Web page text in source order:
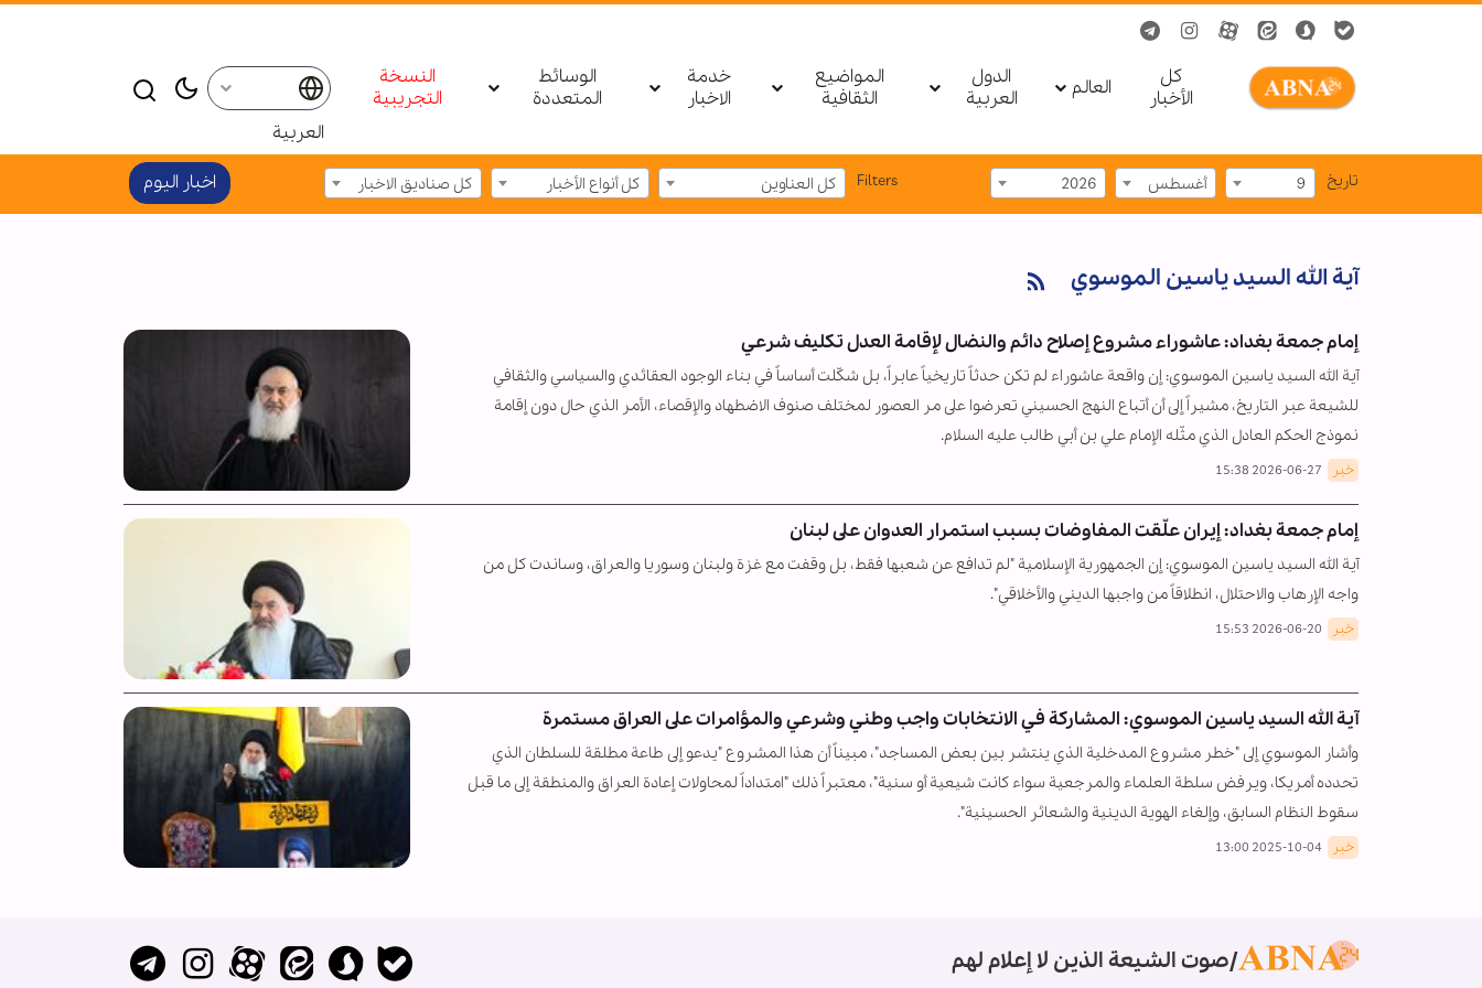
کل
الأخبار
العالم
الدول
العربیة
المواضيع
الثقافية
خدمة
الاخبار
الوسائط
المتعددة
النسخة
التجريبية
العربية
تاریخ 9 أغسطس 2026
Filters كل العناوين كل أنواع الأخبار كل صناديق الاخبار اخبار الیوم
آية الله السيد ياسين الموسوي
إمام جمعة بغداد: عاشوراء مشروع إصلاح دائم والنضال لإقامة العدل تكليف شرعي
آية الله السيد ياسين الموسوي: إن واقعة عاشوراء لم تكن حدثاً تاريخياً عابراً، بل شكّلت أساساً في بناء الوجود العقائدي والسياسي والثقافي
للشيعة عبر التاريخ، مشيراً إلى أن أتباع النهج الحسيني تعرضوا على مر العصور لمختلف صنوف الاضطهاد والإقصاء، الأمر الذي حال دون إقامة
نموذج الحكم العادل الذي مثّله الإمام علي بن أبي طالب عليه السلام.
خبر 2026-06-27 15:38
إمام جمعة بغداد: إيران علّقت المفاوضات بسبب استمرار العدوان على لبنان
آية الله السيد ياسين الموسوي: إن الجمهورية الإسلامية "لم تدافع عن شعبها فقط، بل وقفت مع غزة ولبنان وسوريا والعراق، وساندت كل من
واجه الإرهاب والاحتلال، انطلاقاً من واجبها الديني والأخلاقي".
خبر 2026-06-20 15:53
آية الله السيد ياسين الموسوي: المشاركة في الانتخابات واجب وطني وشرعي والمؤامرات على العراق مستمرة
وأشار الموسوي إلى "خطر مشروع المدخلية الذي ينتشر بين بعض المساجد"، مبيناً أن هذا المشروع "يدعو إلى طاعة مطلقة للسلطان الذي
تحدده أمريكا، ويرفض سلطة العلماء والمرجعية سواء كانت شيعية أو سنية"، معتبراً ذلك "امتداداً لمحاولات إعادة العراق والمنطقة إلى ما قبل
سقوط النظام السابق، وإلغاء الهوية الدينية والشعائر الحسينية".
خبر 2025-10-04 13:00
صوت الشيعة الذين لا إعلام لهم